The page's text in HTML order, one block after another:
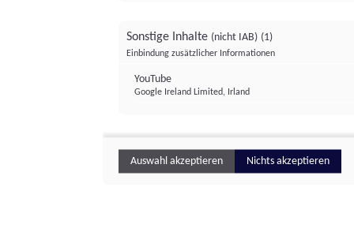
Sonstige Inhalte (nicht IAB) (1)
Einbindung zusätzlicher Informationen
YouTube
Google Ireland Limited, Irland
Auswahl akzeptieren Nichts akzeptieren